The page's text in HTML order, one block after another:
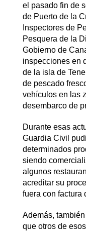
el pasado fin de
de Puerto de la
Inspectores de
Pesquera de la
Gobierno de
inspecciones en
de la isla de
de pescado
vehículos en las
desembarco de
Durante esas
Guardia Civil
determinados
siendo
algunos
acreditar su
fuera con factura
Además,
que otros de